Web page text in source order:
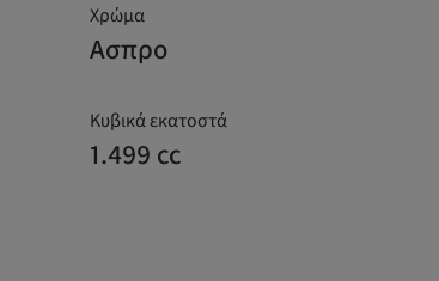
Χρώμα
Ασπρο
Κυβικά εκατοστά
1.499 cc